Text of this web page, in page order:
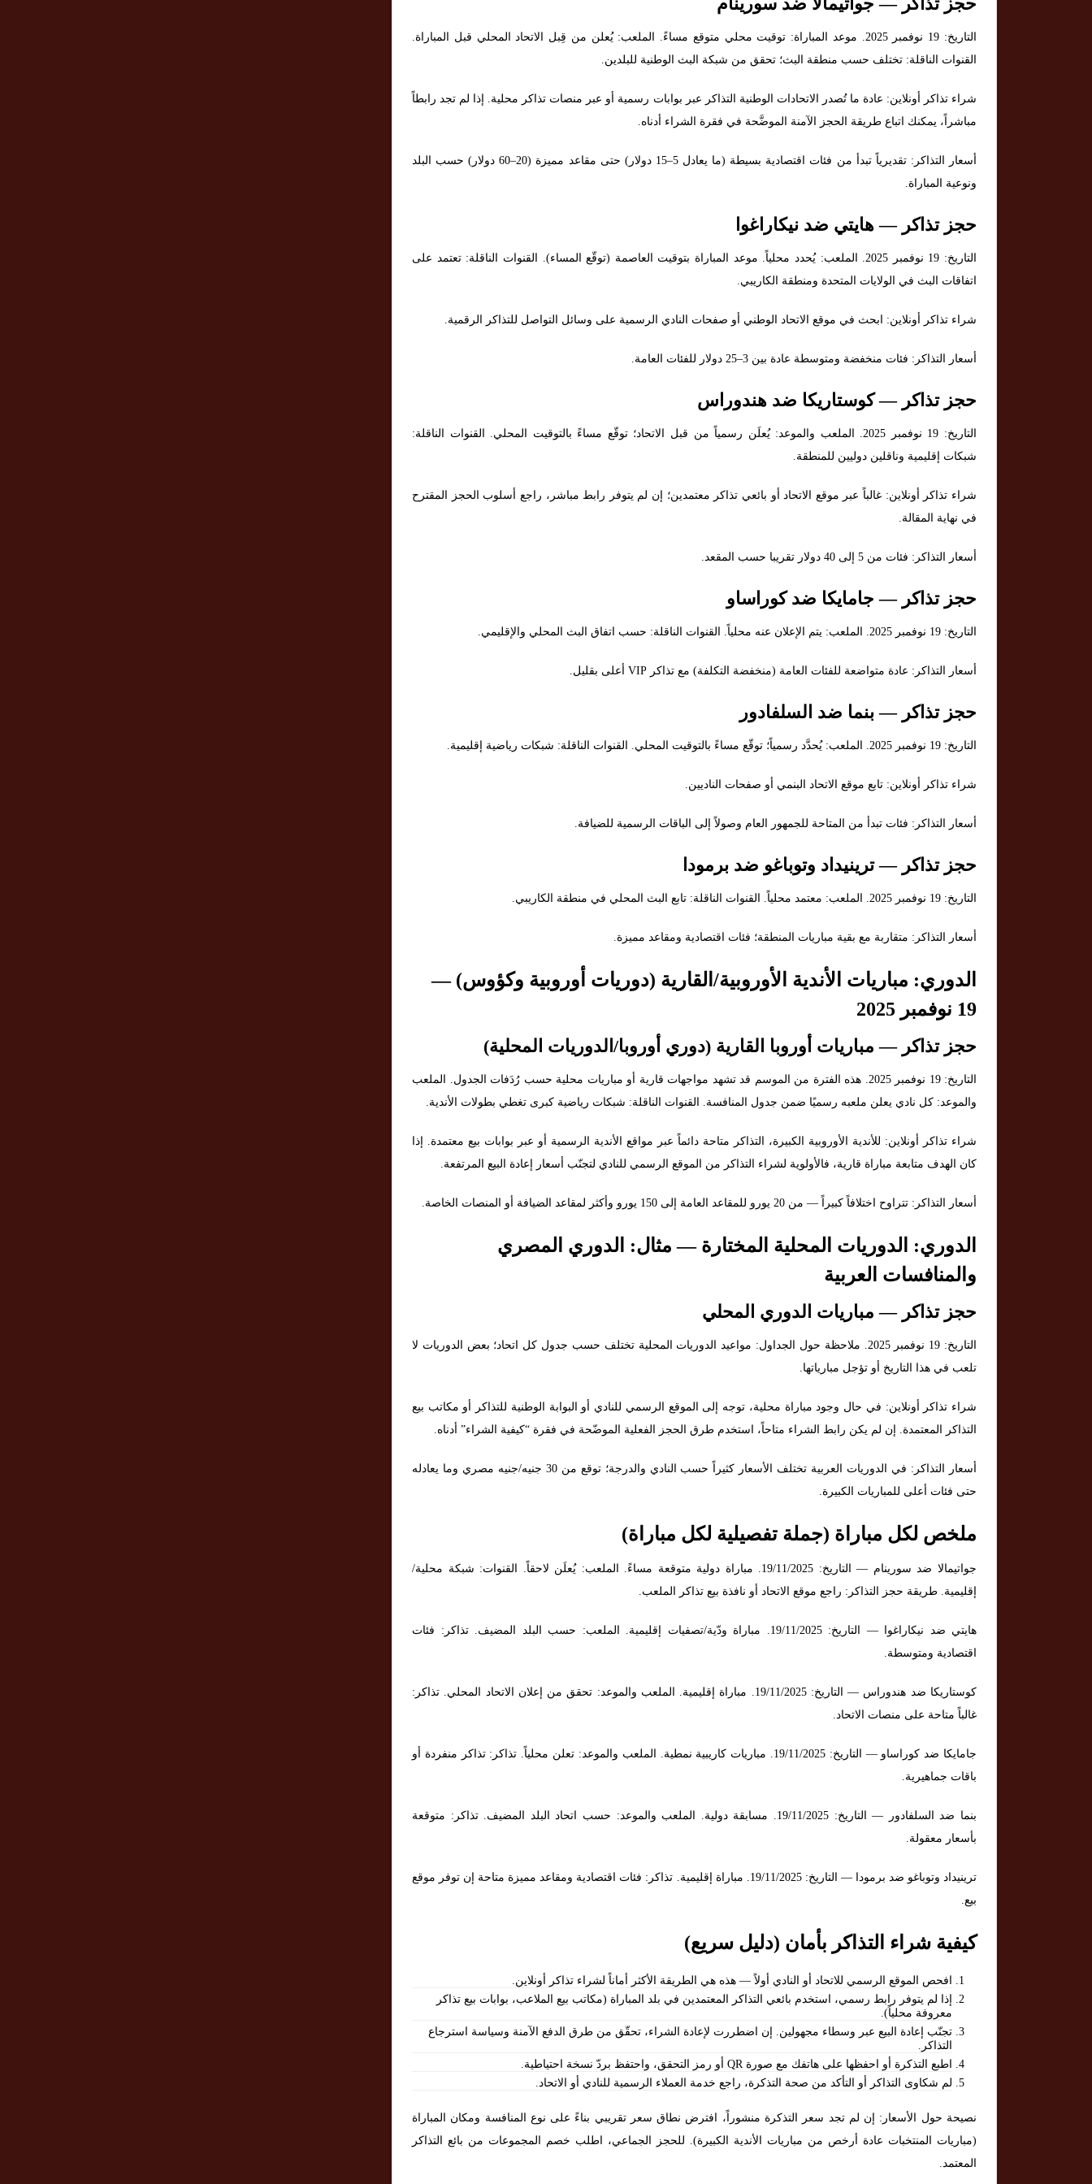
التاريخ: 19 نوفمبر 2025. موعد المباراة: توقيت محلي متوقع مساءً. الملعب: يُعلن من قِبل الاتحاد المحلي قبل المباراة.
القنوات الناقلة: تختلف حسب منطقة البث؛ تحقق من شبكة البث الوطنية للبلدين.
شراء تذاكر أونلاين: عادة ما تُصدر الاتحادات الوطنية التذاكر عبر بوابات رسمية أو عبر منصات تذاكر محلية. إذا لم تجد رابطاً
مباشراً، يمكنك اتباع طريقة الحجز الآمنة الموضَّحة في فقرة الشراء أدناه.
أسعار التذاكر: تقديرياً تبدأ من فئات اقتصادية بسيطة (ما يعادل 5–15 دولار) حتى مقاعد مميزة (20–60 دولار) حسب البلد
ونوعية المباراة.
حجز تذاكر — هايتي ضد نيكاراغوا
التاريخ: 19 نوفمبر 2025. الملعب: يُحدد محلياً. موعد المباراة بتوقيت العاصمة (توقّع المساء). القنوات الناقلة: تعتمد على
اتفاقات البث في الولايات المتحدة ومنطقة الكاريبي.
شراء تذاكر أونلاين: ابحث في موقع الاتحاد الوطني أو صفحات النادي الرسمية على وسائل التواصل للتذاكر الرقمية.
أسعار التذاكر: فئات منخفضة ومتوسطة عادة بين 3–25 دولار للفئات العامة.
حجز تذاكر — كوستاريكا ضد هندوراس
التاريخ: 19 نوفمبر 2025. الملعب والموعد: يُعلَن رسمياً من قبل الاتحاد؛ توقّع مساءً بالتوقيت المحلي. القنوات الناقلة:
شبكات إقليمية وناقلين دوليين للمنطقة.
شراء تذاكر أونلاين: غالباً عبر موقع الاتحاد أو بائعي تذاكر معتمدين؛ إن لم يتوفر رابط مباشر، راجع أسلوب الحجز المقترح
في نهاية المقالة.
أسعار التذاكر: فئات من 5 إلى 40 دولار تقريبا حسب المقعد.
حجز تذاكر — جامايكا ضد كوراساو
التاريخ: 19 نوفمبر 2025. الملعب: يتم الإعلان عنه محلياً. القنوات الناقلة: حسب اتفاق البث المحلي والإقليمي.
أسعار التذاكر: عادة متواضعة للفئات العامة (منخفضة التكلفة) مع تذاكر VIP أعلى بقليل.
حجز تذاكر — بنما ضد السلفادور
التاريخ: 19 نوفمبر 2025. الملعب: يُحدَّد رسمياً؛ توقّع مساءً بالتوقيت المحلي. القنوات الناقلة: شبكات رياضية إقليمية.
شراء تذاكر أونلاين: تابع موقع الاتحاد البنمي أو صفحات الناديين.
أسعار التذاكر: فئات تبدأ من المتاحة للجمهور العام وصولاً إلى الباقات الرسمية للضيافة.
حجز تذاكر — ترينيداد وتوباغو ضد برمودا
التاريخ: 19 نوفمبر 2025. الملعب: معتمد محلياً. القنوات الناقلة: تابع البث المحلي في منطقة الكاريبي.
أسعار التذاكر: متقاربة مع بقية مباريات المنطقة؛ فئات اقتصادية ومقاعد مميزة.
الدوري: مباريات الأندية الأوروبية/القارية (دوريات أوروبية وكؤوس) —
19 نوفمبر 2025
حجز تذاكر — مباريات أوروبا القارية (دوري أوروبا/الدوريات المحلية)
التاريخ: 19 نوفمبر 2025. هذه الفترة من الموسم قد تشهد مواجهات قارية أو مباريات محلية حسب رُدَفات الجدول. الملعب
والموعد: كل نادي يعلن ملعبه رسميًا ضمن جدول المنافسة. القنوات الناقلة: شبكات رياضية كبرى تغطي بطولات الأندية.
شراء تذاكر أونلاين: للأندية الأوروبية الكبيرة، التذاكر متاحة دائماً عبر مواقع الأندية الرسمية أو عبر بوابات بيع معتمدة. إذا
كان الهدف متابعة مباراة قارية، فالأولوية لشراء التذاكر من الموقع الرسمي للنادي لتجنّب أسعار إعادة البيع المرتفعة.
أسعار التذاكر: تتراوح اختلافاً كبيراً — من 20 يورو للمقاعد العامة إلى 150 يورو وأكثر لمقاعد الضيافة أو المنصات الخاصة.
الدوري: الدوريات المحلية المختارة — مثال: الدوري المصري
والمنافسات العربية
حجز تذاكر — مباريات الدوري المحلي
التاريخ: 19 نوفمبر 2025. ملاحظة حول الجداول: مواعيد الدوريات المحلية تختلف حسب جدول كل اتحاد؛ بعض الدوريات لا
تلعب في هذا التاريخ أو تؤجل مبارياتها.
شراء تذاكر أونلاين: في حال وجود مباراة محلية، توجه إلى الموقع الرسمي للنادي أو البوابة الوطنية للتذاكر أو مكاتب بيع
التذاكر المعتمدة. إن لم يكن رابط الشراء متاحاً، استخدم طرق الحجز الفعلية الموضّحة في فقرة “كيفية الشراء” أدناه.
أسعار التذاكر: في الدوريات العربية تختلف الأسعار كثيراً حسب النادي والدرجة؛ توقع من 30 جنيه/جنيه مصري وما يعادله
حتى فئات أعلى للمباريات الكبيرة.
ملخص لكل مباراة (جملة تفصيلية لكل مباراة)
جواتيمالا ضد سورينام — التاريخ: 19/11/2025. مباراة دولية متوقعة مساءً. الملعب: يُعلَن لاحقاً. القنوات: شبكة محلية/
إقليمية. طريقة حجز التذاكر: راجع موقع الاتحاد أو نافذة بيع تذاكر الملعب.
هايتي ضد نيكاراغوا — التاريخ: 19/11/2025. مباراة ودّية/تصفيات إقليمية. الملعب: حسب البلد المضيف. تذاكر: فئات
اقتصادية ومتوسطة.
كوستاريكا ضد هندوراس — التاريخ: 19/11/2025. مباراة إقليمية. الملعب والموعد: تحقق من إعلان الاتحاد المحلي. تذاكر:
غالباً متاحة على منصات الاتحاد.
جامايكا ضد كوراساو — التاريخ: 19/11/2025. مباريات كاريبية نمطية. الملعب والموعد: تعلن محلياً. تذاكر: تذاكر منفردة أو
باقات جماهيرية.
بنما ضد السلفادور — التاريخ: 19/11/2025. مسابقة دولية. الملعب والموعد: حسب اتحاد البلد المضيف. تذاكر: متوقعة
بأسعار معقولة.
ترينيداد وتوباغو ضد برمودا — التاريخ: 19/11/2025. مباراة إقليمية. تذاكر: فئات اقتصادية ومقاعد مميزة متاحة إن توفر موقع
بيع.
كيفية شراء التذاكر بأمان (دليل سريع)
افحص الموقع الرسمي للاتحاد أو النادي أولاً — هذه هي الطريقة الأكثر أماناً لشراء تذاكر أونلاين.
إذا لم يتوفر رابط رسمي، استخدم بائعي التذاكر المعتمدين في بلد المباراة (مكاتب بيع الملاعب، بوابات بيع تذاكر
معروفة محلياً).
تجنّب إعادة البيع عبر وسطاء مجهولين. إن اضطررت لإعادة الشراء، تحقّق من طرق الدفع الآمنة وسياسة استرجاع
التذاكر.
اطبع التذكرة أو احفظها على هاتفك مع صورة QR أو رمز التحقق، واحتفظ بردّ نسخة احتياطية.
لم شكاوى التذاكر أو التأكد من صحة التذكرة، راجع خدمة العملاء الرسمية للنادي أو الاتحاد.
نصيحة حول الأسعار: إن لم تجد سعر التذكرة منشوراً، افترض نطاق سعر تقريبي بناءً على نوع المنافسة ومكان المباراة
(مباريات المنتخبات عادة أرخص من مباريات الأندية الكبيرة). للحجز الجماعي، اطلب خصم المجموعات من بائع التذاكر
المعتمد.